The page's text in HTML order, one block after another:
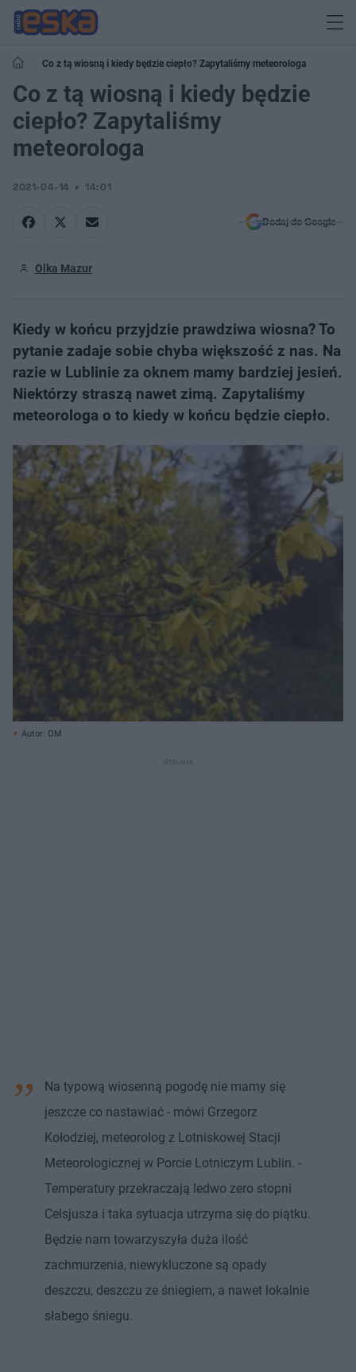
Co z tą wiosną i kiedy będzie ciepło? Zapytaliśmy meteorologa
Co z tą wiosną i kiedy będzie
ciepło? Zapytaliśmy
meteorologa
2021-04-14 14:01
Dodaj do Google
Olka Mazur
Kiedy w końcu przyjdzie prawdziwa wiosna? To
pytanie zadaje sobie chyba większość z nas. Na
razie w Lublinie za oknem mamy bardziej jesień.
Niektórzy straszą nawet zimą. Zapytaliśmy
meteorologa o to kiedy w końcu będzie ciepło.
Autor: OM
Na typową wiosenną pogodę nie mamy się
jeszcze co nastawiać - mówi Grzegorz
Kołodziej, meteorolog z Lotniskowej Stacji
Meteorologicznej w Porcie Lotniczym Lublin. -
Temperatury przekraczają ledwo zero stopni
Celsjusza i taka sytuacja utrzyma się do piątku.
Będzie nam towarzyszyła duża ilość
zachmurzenia, niewykluczone są opady
deszczu, deszczu ze śniegiem, a nawet lokalnie
słabego śniegu.